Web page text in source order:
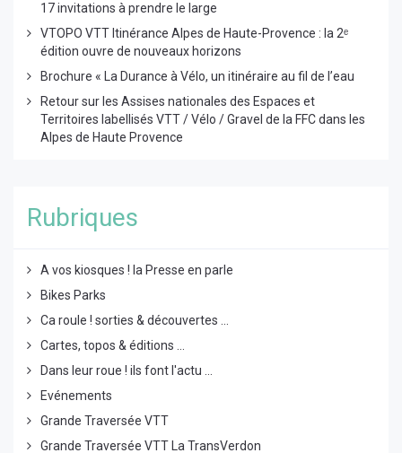
17 invitations à prendre le large
VTOPO VTT Itinérance Alpes de Haute-Provence : la 2ᵉ
édition ouvre de nouveaux horizons
Brochure « La Durance à Vélo, un itinéraire au fil de l’eau
Retour sur les Assises nationales des Espaces et
Territoires labellisés VTT / Vélo / Gravel de la FFC dans les
Alpes de Haute Provence
Rubriques
A vos kiosques ! la Presse en parle
Bikes Parks
Ca roule ! sorties & découvertes ...
Cartes, topos & éditions ...
Dans leur roue ! ils font l'actu ...
Evénements
Grande Traversée VTT
Grande Traversée VTT La TransVerdon